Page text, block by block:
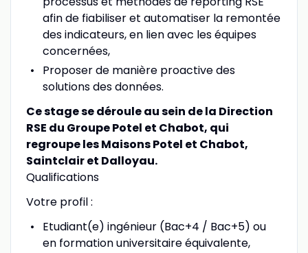
afin de fiabiliser et automatiser la remontée
des indicateurs, en lien avec les équipes
concernées,
Proposer de manière proactive des
solutions des données.
Ce stage se déroule au sein de la Direction
RSE du Groupe Potel et Chabot, qui
regroupe les Maisons Potel et Chabot,
Saintclair et Dalloyau.
Qualifications
Votre profil :
Etudiant(e) ingénieur (Bac+4 / Bac+5) ou
en formation universitaire équivalente,